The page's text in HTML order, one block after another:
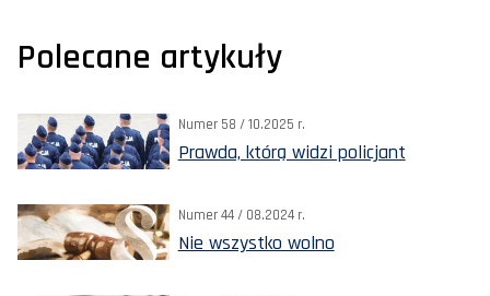
Polecane artykuły
Numer 58 / 10.2025 r.
Prawda, którą widzi policjant
Numer 44 / 08.2024 r.
Nie wszystko wolno